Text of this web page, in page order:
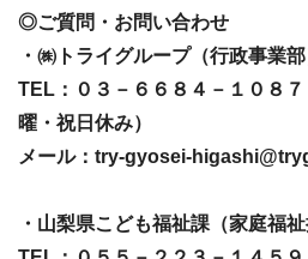
◎ご質問・お問い合わせ
・㈱トライグループ（行政事業
TEL：０３－６６８４－１０８
曜・祝日休み）
メール：try-gyosei-
・山梨県こども福祉課（家庭福祉